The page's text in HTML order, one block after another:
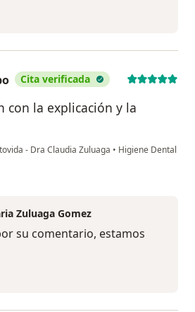
Cita verificada
con la explicación y la
- Dra Claudia Zuluaga • Higiene Dental
Restrepo
Zuluaga Gomez
su comentario, estamos